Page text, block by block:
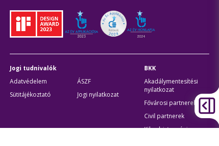
Jogi tudnivalók
Adatvédelem
ÁSZF
Sütitájékoztató
Jogi nyilatkozat
BKK
Akadálymentesítési
nyilatkozat
Fővárosi partnerek
Civil partnerek
Kiberbiztonsági